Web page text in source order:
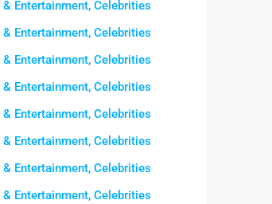
Entertainment, Celebrities
Entertainment, Celebrities
Entertainment, Celebrities
Entertainment, Celebrities
Entertainment, Celebrities
Entertainment, Celebrities
Entertainment, Celebrities
Entertainment, Celebrities